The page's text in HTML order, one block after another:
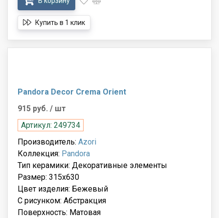
Купить в 1 клик
Pandora Decor Crema Orient
915 руб. / шт
Артикул: 249734
Производитель: Azori
Коллекция: Pandora
Тип керамики: Декоративные элементы
Размер: 315x630
Цвет изделия: Бежевый
С рисунком: Абстракция
Поверхность: Матовая